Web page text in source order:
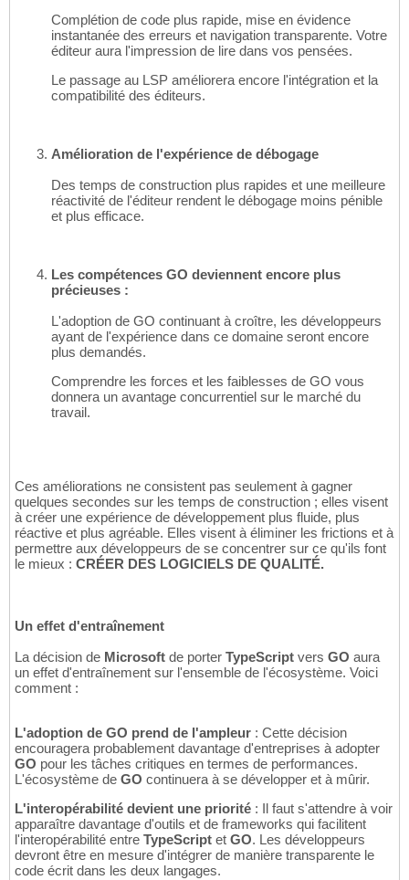
Complétion de code plus rapide, mise en évidence
instantanée des erreurs et navigation transparente. Votre
éditeur aura l'impression de lire dans vos pensées.
Le passage au LSP améliorera encore l'intégration et la
compatibilité des éditeurs.
Amélioration de l'expérience de débogage
Des temps de construction plus rapides et une meilleure
réactivité de l'éditeur rendent le débogage moins pénible
et plus efficace.
Les compétences GO deviennent encore plus
précieuses :
L'adoption de GO continuant à croître, les développeurs
ayant de l'expérience dans ce domaine seront encore
plus demandés.
Comprendre les forces et les faiblesses de GO vous
donnera un avantage concurrentiel sur le marché du
travail.
Ces améliorations ne consistent pas seulement à gagner
quelques secondes sur les temps de construction ; elles visent
à créer une expérience de développement plus fluide, plus
réactive et plus agréable. Elles visent à éliminer les frictions et à
permettre aux développeurs de se concentrer sur ce qu'ils font
le mieux : CRÉER DES LOGICIELS DE QUALITÉ.
Un effet d'entraînement
La décision de Microsoft de porter TypeScript vers GO aura
un effet d'entraînement sur l'ensemble de l'écosystème. Voici
comment :
L'adoption de GO prend de l'ampleur : Cette décision
encouragera probablement davantage d'entreprises à adopter
GO pour les tâches critiques en termes de performances.
L'écosystème de GO continuera à se développer et à mûrir.
L'interopérabilité devient une priorité : Il faut s'attendre à voir
apparaître davantage d'outils et de frameworks qui facilitent
l'interopérabilité entre TypeScript et GO. Les développeurs
devront être en mesure d'intégrer de manière transparente le
code écrit dans les deux langages.